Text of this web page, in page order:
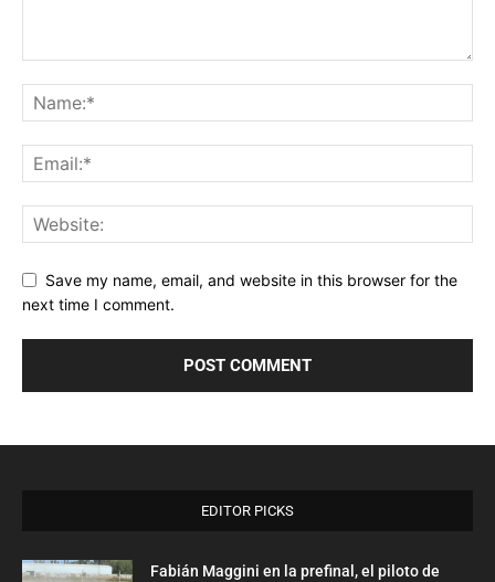
Save my name, email, and website in this browser for the
next time I comment.
EDITOR PICKS
Fabián Maggini en la prefinal, el piloto de